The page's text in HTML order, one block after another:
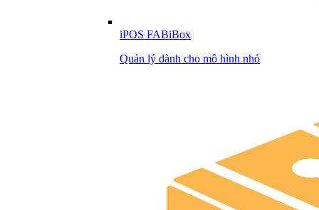
iPOS FABiBox
Quản lý dành cho mô hình nhỏ